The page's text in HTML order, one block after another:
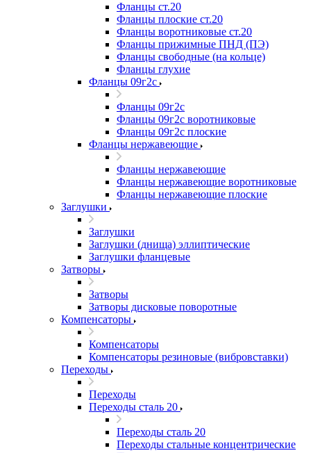
Фланцы ст.20
Фланцы плоские ст.20
Фланцы воротниковые ст.20
Фланцы прижимные ПНД (ПЭ)
Фланцы свободные (на кольце)
Фланцы глухие
Фланцы 09г2с
Фланцы 09г2с
Фланцы 09г2с воротниковые
Фланцы 09г2с плоские
Фланцы нержавеющие
Фланцы нержавеющие
Фланцы нержавеющие воротниковые
Фланцы нержавеющие плоские
Заглушки
Заглушки
Заглушки (днища) эллиптические
Заглушки фланцевые
Затворы
Затворы
Затворы дисковые поворотные
Компенсаторы
Компенсаторы
Компенсаторы резиновые (вибровставки)
Переходы
Переходы
Переходы сталь 20
Переходы сталь 20
Переходы стальные концентрические